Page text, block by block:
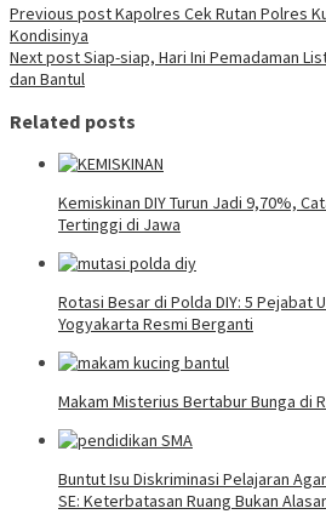
Previous postKapolres Cek Rutan Polres
Kondisinya
Next postSiap-siap, Hari Ini Pemadaman
dan Bantul
Related posts
Kemiskinan DIY Turun Jadi 9,70%,
Tertinggi di Jawa
Rotasi Besar di Polda DIY: 5 Pejabat
Yogyakarta Resmi Berganti
Makam Misterius Bertabur Bunga di
Buntut Isu Diskriminasi Pelajaran
SE: Keterbatasan Ruang Bukan